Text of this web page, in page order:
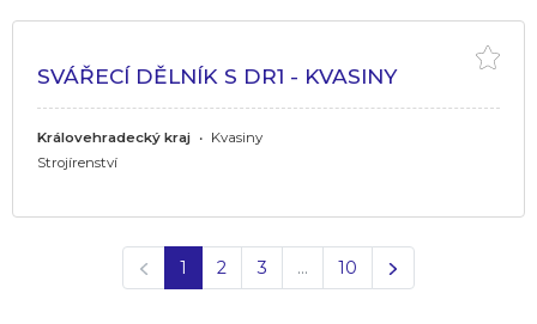
SVÁŘECÍ DĚLNÍK S DR1 - KVASINY
Královehradecký kraj • Kvasiny
Strojírenství
Předchozí
1 2 3 … 10